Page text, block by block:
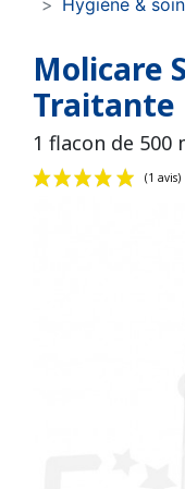
Hygiène & soin
Molicare
Traitante
1 flacon de 500